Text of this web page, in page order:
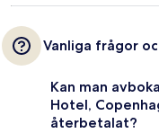
Vanliga frågor
Kan man
Hotel,
återbetalat?